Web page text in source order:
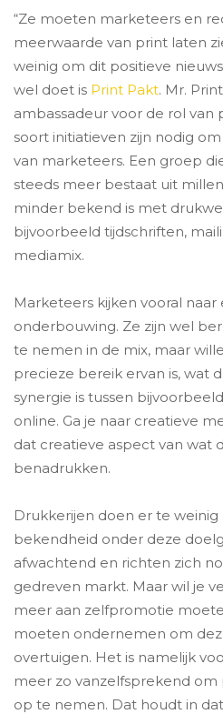
“Ze moeten marketeers en
meerwaarde van print laten
weinig om dit positieve
wel doet is Print Pakt. Mr.
ambassadeur voor de rol van
soort initiatieven zijn nodig
van marketeers. Een groep
steeds meer bestaat uit
minder bekend is met
bijvoorbeeld tijdschriften,
mediamix.
Marketeers kijken vooral
onderbouwing. Ze zijn wel
te nemen in de mix, maar
precieze bereik ervan is, wat
synergie is tussen
online. Ga je naar creatieve
dat creatieve aspect van wat
benadrukken.
Drukkerijen doen er te
bekendheid onder deze
afwachtend en richten zich
gedreven markt. Maar wil je
meer aan zelfpromotie
moeten ondernemen om
overtuigen. Het is namelijk
meer zo vanzelfsprekend
op te nemen. Dat houdt in